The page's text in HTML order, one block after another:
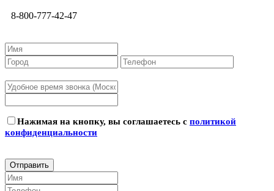
8-800-777-42-47
Нажимая на кнопку, вы соглашаетесь с политикой
конфиденциальности